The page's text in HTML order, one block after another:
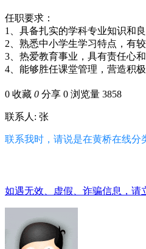
任职要求：
1、具备扎实的学科专业知识和
2、熟悉中小学生学习特点，有
3、热爱教育事业，具有责任心和
4、能够胜任课堂管理，营造积极
0 收藏 0 分享 0 浏览量 3858
联系人: 张
联系我时，请说是在黄桥在线分
如遇无效、虚假、诈骗信息，请